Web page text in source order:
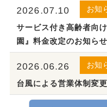
2026.07.10 お知
サービス付き高齢者向
園』料金改定のお知らせ
2026.06.26 お知
台風による営業体制変